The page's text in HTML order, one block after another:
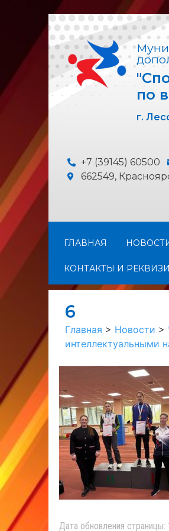
по
г.
+7 (39145) 60500
662549,
ГЛАВНАЯ
КОНТАКТЫ И
6
Главная > Новости >
интеллектуальными
Дата обновления страницы: